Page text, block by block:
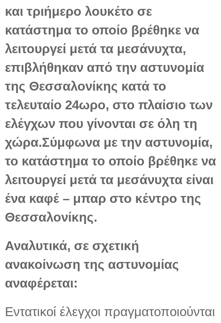
και τριήμερο λουκέτο σε
κατάστημα το οποίο βρέθηκε να
λειτουργεί μετά τα μεσάνυχτα,
επιβλήθηκαν από την αστυνομία
της Θεσσαλονίκης κατά το
τελευταίο 24ωρο, στο πλαίσιο των
ελέγχων που γίνονται σε όλη τη
χώρα.Σύμφωνα με την αστυνομία,
το κατάστημα το οποίο βρέθηκε να
λειτουργεί μετά τα μεσάνυχτα είναι
ένα καφέ – μπαρ στο κέντρο της
Θεσσαλονίκης.
Αναλυτικά, σε σχετική
ανακοίνωση της αστυνομίας
αναφέρεται:
Εντατικοί έλεγχοι πραγματοποιούνται